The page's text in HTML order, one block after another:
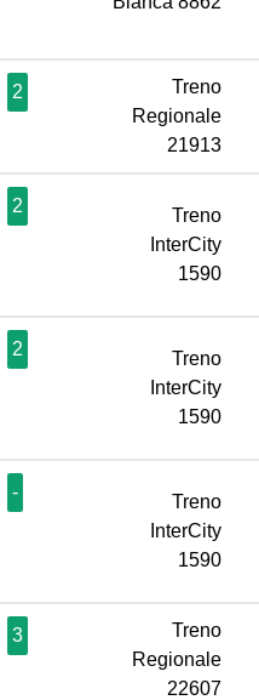
2
Treno
Regionale
21913
2
Treno
InterCity
1590
2
Treno
InterCity
1590
-
Treno
InterCity
1590
3
Treno
Regionale
22607